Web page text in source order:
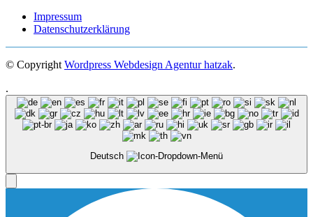
Impressum
Datenschutzerklärung
© Copyright Wordpress Webdesign Agentur hatzak.
.
Deutsch